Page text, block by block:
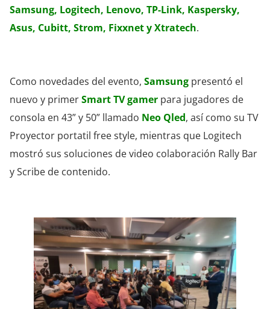
Samsung, Logitech, Lenovo, TP-Link, Kaspersky,
Asus, Cubitt, Strom, Fixxnet y Xtratech.
Como novedades del evento, Samsung presentó el
nuevo y primerSmart TV gamer para jugadores de
consola en 43” y 50” llamado Neo Qled, así como su TV
Proyector portatil free style, mientras que Logitech
mostró sus soluciones de video colaboración Rally Bar
y Scribe de contenido.